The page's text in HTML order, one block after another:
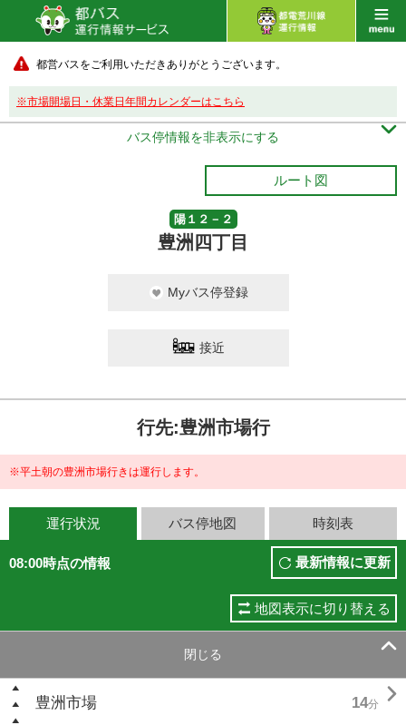
都営バスをご利用いただきありがとうございます。
※市場開場日・休業日年間カレンダーはこちら
バス停情報を非表示にする 
ルート図
陽１２－２
豊洲四丁目
Myバス停登録
接近
行先:豊洲市場行
※平土朝の豊洲市場行きは運行します。
運行状況 バス停地図 時刻表
08:00時点の情報 最新情報に更新
地図表示に切り替える
閉じる 
豊洲市場 14分 